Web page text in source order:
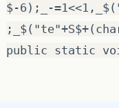
$-6);_-
public static